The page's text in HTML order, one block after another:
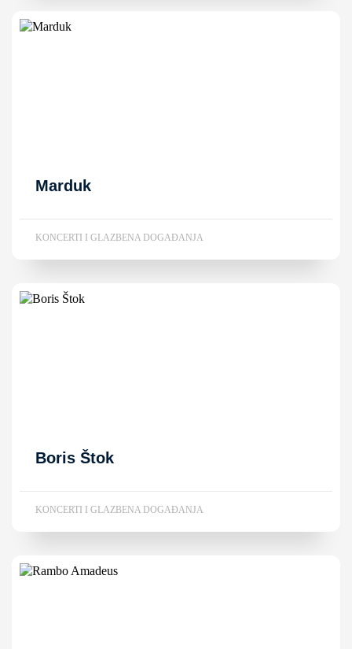
Marduk
KONCERTI I GLAZBENA DOGAĐANJA
Boris Štok
KONCERTI I GLAZBENA DOGAĐANJA